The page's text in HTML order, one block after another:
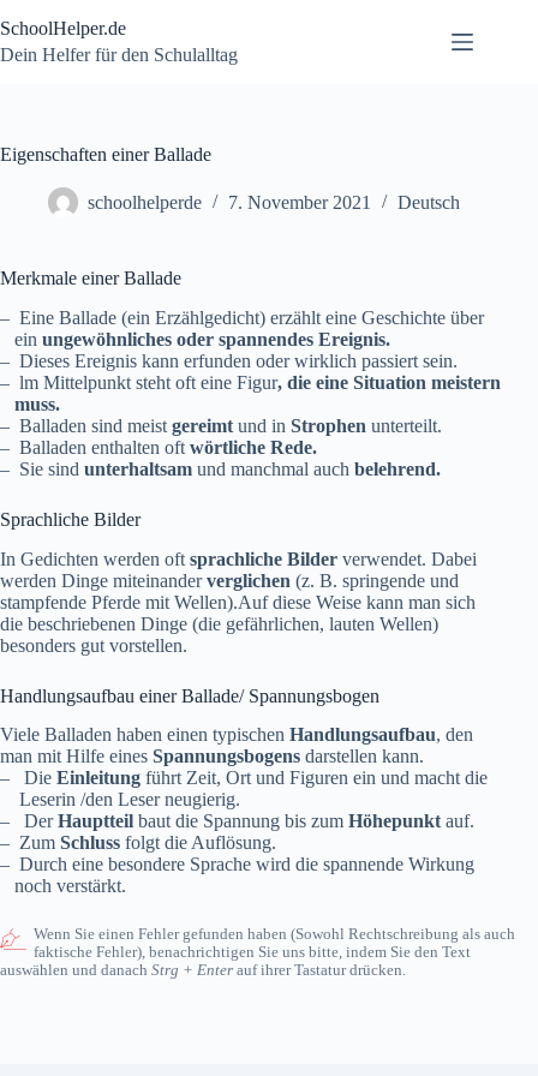
Inhalt
springen
SchoolHelper.de
Dein Helfer für den Schulalltag
Eigenschaften einer Ballade
schoolhelperde 7. November 2021 Deutsch
Merkmale einer Ballade
– Eine Ballade (ein Erzählgedicht) erzählt eine Geschichte über
ein ungewöhnliches oder spannendes Ereignis.
– Dieses Ereignis kann erfunden oder wirklich passiert sein.
– lm Mittelpunkt steht oft eine Figur, die eine Situation meistern
muss.
– Balladen sind meist gereimt und in Strophen unterteilt.
– Balladen enthalten oft wörtliche Rede.
– Sie sind unterhaltsam und manchmal auch belehrend.
Sprachliche Bilder
In Gedichten werden oft sprachliche Bilder verwendet. Dabei
werden Dinge miteinanderverglichen (z. B. springende und
stampfende Pferde mit Wellen).Auf diese Weise kann man sich
die beschriebenen Dinge (die gefährlichen, lauten Wellen)
besonders gut vorstellen.
Handlungsaufbau einer Ballade/ Spannungsbogen
Viele Balladen haben einen typischen Handlungsaufbau, den
man mit Hilfe eines Spannungsbogens darstellen kann.
– Die Einleitung führt Zeit, Ort und Figuren ein und macht die
Leserin /den Leser neugierig.
– DerHauptteil baut die Spannung bis zum Höhepunkt auf.
– Zum Schluss folgt die Auflösung.
– Durch eine besondere Sprache wird die spannende Wirkung
noch verstärkt.
Wenn Sie einen Fehler gefunden haben (Sowohl Rechtschreibung als auch
faktische Fehler), benachrichtigen Sie uns bitte, indem Sie den Text
auswählen und danach Strg + Enter auf ihrer Tastatur drücken.